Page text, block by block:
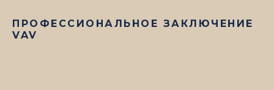
ПРОФЕССИОНАЛЬНОЕ ЗАКЛЮЧЕНИЕ
VAV